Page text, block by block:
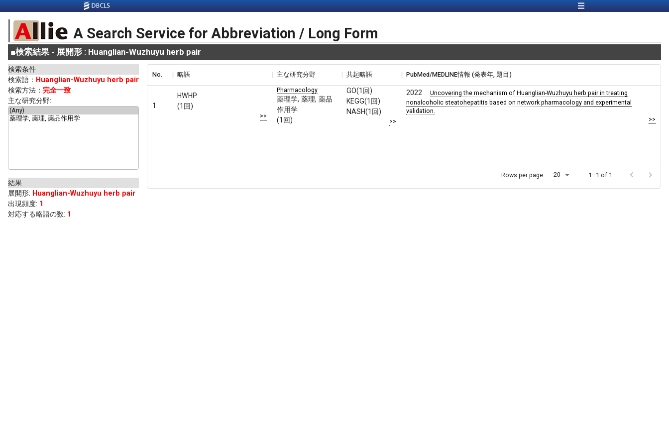
A Search Service for Abbreviation / Long Form
■検索結果 - 展開形 : Huanglian-Wuzhuyu herb pair
検索条件
検索語： Huanglian-Wuzhuyu herb pair
検索方法： 完全一致
主な研究分野:
結果
展開形: Huanglian-Wuzhuyu herb pair
出現頻度: 1
対応する略語の数: 1
No. 略語 主な研究分野 共起略語 PubMed/MEDLINE情報 (発表年, 題目)
1
HWHP
(1回)
>>
Pharmacology
薬理学, 薬理, 薬品
作用学
(1回)
GO(1回)
KEGG(1回)
NASH(1回)
>>
2022
Uncovering the mechanism of Huanglian-Wuzhuyu herb pair in treating
nonalcoholic steatohepatitis based on network pharmacology and experimental
validation.
>>
Rows per page: 20 1–1 of 1